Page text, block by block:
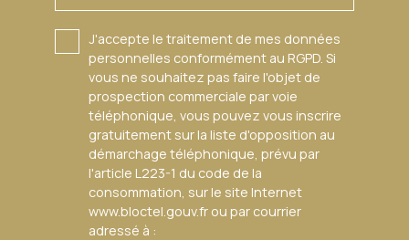
J'accepte le traitement de mes données
personnelles conformément au RGPD. Si
vous ne souhaitez pas faire l'objet de
prospection commerciale par voie
téléphonique, vous pouvez vous inscrire
gratuitement sur la liste d'opposition au
démarchage téléphonique, prévu par
l'article L223-1 du code de la
consommation, sur le site Internet
www.bloctel.gouv.fr ou par courrier
adressé à :